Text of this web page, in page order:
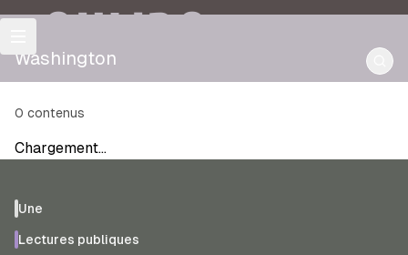
OULIPO
Washington
0 contenus
Chargement…
Une
Lectures publiques